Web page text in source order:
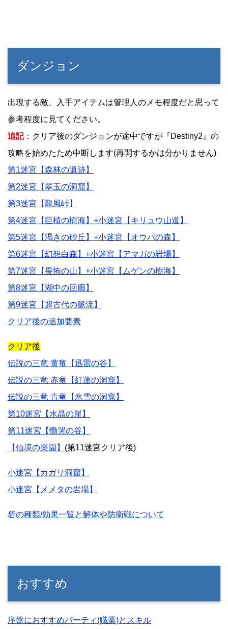
ダンジョン
出現する敵、入手アイテムは管理人のメモ程度だと思って
参考程度に見てください。
追記：クリア後のダンジョンが途中ですが『Destiny2』の
攻略を始めたため中断します(再開するかは分かりません)
第1迷宮【森林の遺跡】
第2迷宮【翠玉の洞窟】
第3迷宮【龍風峠】
第4迷宮【巨植の樹海】+小迷宮【キリュウ山道】
第5迷宮【渇きの砂丘】+小迷宮【オウバの森】
第6迷宮【幻想白森】+小迷宮【アマガの岩場】
第7迷宮【畏怖の山】+小迷宮【ムゲンの樹海】
第8迷宮【湖中の回廊】
第9迷宮【超古代の脈流】
クリア後の追加要素
クリア後
伝説の三竜 黄竜【迅雷の谷】
伝説の三竜 赤竜【紅蓮の洞窟】
伝説の三竜 青竜【氷雪の洞窟】
第10迷宮【水晶の崖】
第11迷宮【慟哭の谷】
【仙境の楽園】 (第11迷宮クリア後)
小迷宮【カガリ洞窟】
小迷宮【メメタの岩場】
砦の種類/効果一覧と解体や防衛戦について
おすすめ
序盤におすすめパーティ(職業)とスキル